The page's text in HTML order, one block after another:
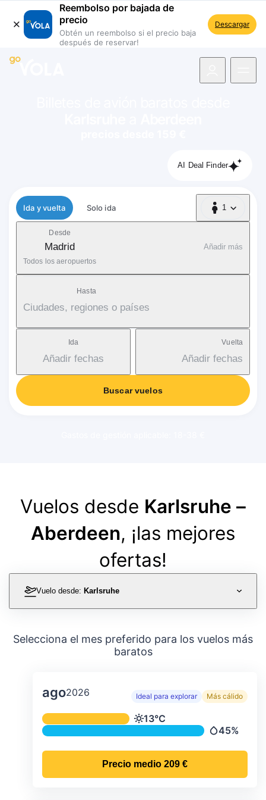
Reembolso por bajada de
precio
Obtén un reembolso si el precio baja
después de reservar!
Descargar
AI Deal Finder
Tipo de vuelo
Ida y vuelta Solo ida 1
1 Pasajero
Desde
Madrid
Todos los aeropuertos
Añadir más
Hasta
Ciudades, regiones o países
Ida
Añadir fechas
Vuelta
Añadir fechas
Buscar vuelos
Vuelos desde Karlsruhe –
Aberdeen, ¡las mejores
ofertas!
Vuelo desde: Karlsruhe
Selecciona el mes preferido para los vuelos más
baratos
ago2026 Ideal para explorar Más cálido
Temperatura y precipitación media
Temperatura
13°C
45%
Precio medio 209 €